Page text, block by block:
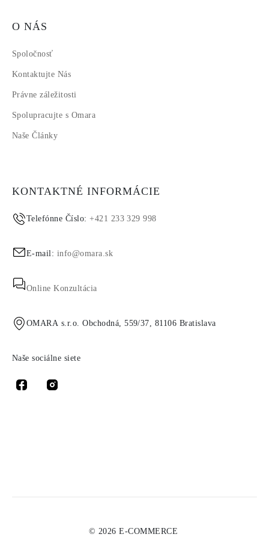
O NÁS
Spoločnosť
Kontaktujte Nás
Právne záležitosti
Spolupracujte s Omara
Naše Články
KONTAKTNÉ INFORMÁCIE
Telefónne Číslo:+421 233 329 998
E-mail: info@omara.sk
Online Konzultácia
OMARA s.r.o. Obchodná, 559/37, 81106 Bratislava
Naše sociálne siete
© 2026 E-COMMERCE